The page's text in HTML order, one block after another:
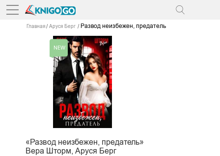
Главная Аруся Берг Развод неизбежен, предатель
«Развод неизбежен, предатель»
Вера Шторм, Аруся Берг